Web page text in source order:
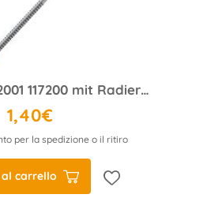
Bleistift GRIP 2001 117200 mit Radierer HB silber
1,40€
per la spedizione o il ritiro
al carrello